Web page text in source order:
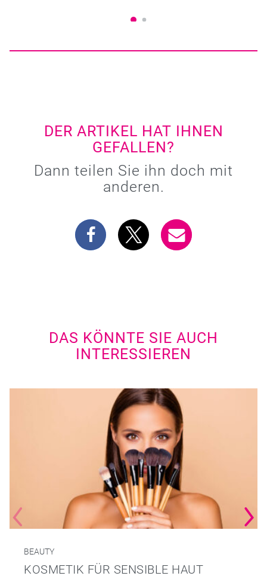
DER ARTIKEL HAT IHNEN
GEFALLEN?
Dann teilen Sie ihn doch mit
anderen.
DAS KÖNNTE SIE AUCH
INTERESSIEREN
BEAUTY
KOSMETIK FÜR SENSIBLE HAUT